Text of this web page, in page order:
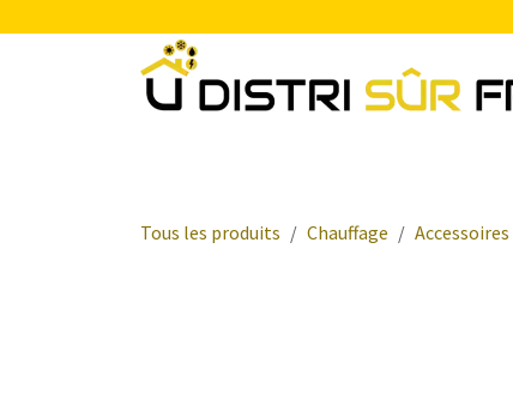
Tous les produits Chauffage Accessoires